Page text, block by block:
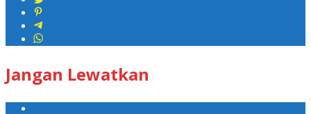
Jangan Lewatkan